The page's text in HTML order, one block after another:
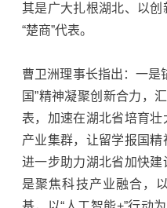
其是广大扎根湖北、以
“楚商”代表。
曹卫洲理事长指出：一是
国”精神凝聚创新合力，
表，加速在湖北省培育
产业集群，让留学报国精
进一步助力湖北省加快
是聚焦科技产业融合，